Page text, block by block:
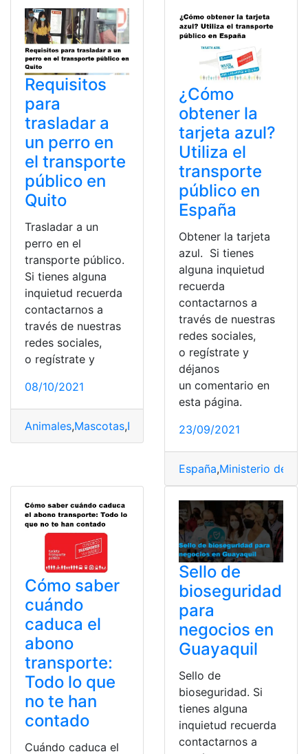
Requisitos
para
trasladar a
un perro en
el transporte
público en
Quito
Trasladar a un
perro en el
transporte público.
Si tienes alguna
inquietud recuerda
contactarnos a
través de nuestras
redes sociales,
o regístrate y
08/10/2021
Animales,Mascotas,Requisitos,Transporte
¿Cómo
obtener la
tarjeta azul?
Utiliza el
transporte
público en
España
Obtener la tarjeta
azul. Si tienes
alguna inquietud
recuerda
contactarnos a
través de nuestras
redes sociales,
o regístrate y
déjanos
un comentario en
esta página.
23/09/2021
España,Ministerio de
Cómo saber
cuándo
caduca el
abono
transporte:
Todo lo que
no te han
contado
Cuándo caduca el
Sello de
bioseguridad
para
negocios en
Guayaquil
Sello de
bioseguridad. Si
tienes alguna
inquietud recuerda
contactarnos a